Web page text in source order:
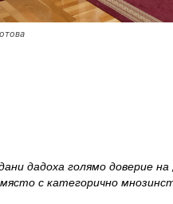
дадоха голямо доверие на
с категорично